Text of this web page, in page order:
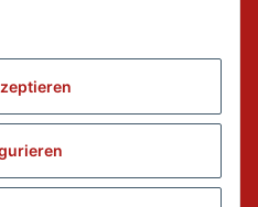
der Initiative
zzgl.Versand